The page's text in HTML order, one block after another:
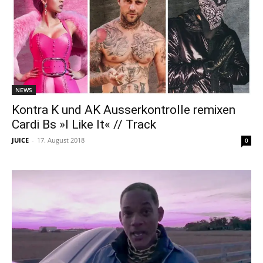
NEWS
Kontra K und AK Ausserkontrolle remixen
Cardi Bs »I Like It« // Track
JUICE - 17. August 2018 0